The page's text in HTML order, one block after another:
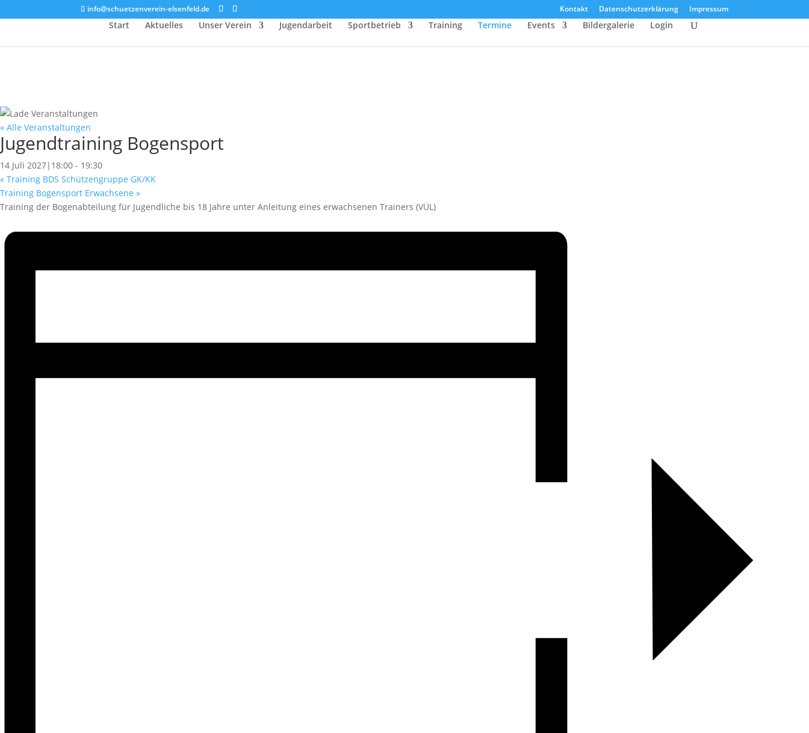
info@schuetzenverein-elsenfeld.de Kontakt Datenschutzerklärung Impressum
Start Aktuelles Unser Verein Jugendarbeit Sportbetrieb Training Termine Events Bildergalerie Login
« Alle Veranstaltungen
Jugendtraining Bogensport
14 Juli 2027|18:00 - 19:30
« Training BDS Schützengruppe GK/KK
Training Bogensport Erwachsene »
Training der Bogenabteilung für Jugendliche bis 18 Jahre unter Anleitung eines erwachsenen Trainers (VÜL)